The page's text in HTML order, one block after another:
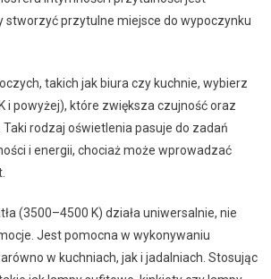
stworzyć przytulne miejsce do wypoczynku
takich jak biura czy kuchnie, wybierz
i powyżej), które zwiększa czujność oraz
rodzaj oświetlenia pasuje do zadań
i energii, chociaż może wprowadzać
(3500–4500 K) działa uniwersalnie, nie
Jest pomocna w wykonywaniu
w kuchniach, jak i jadalniach. Stosując